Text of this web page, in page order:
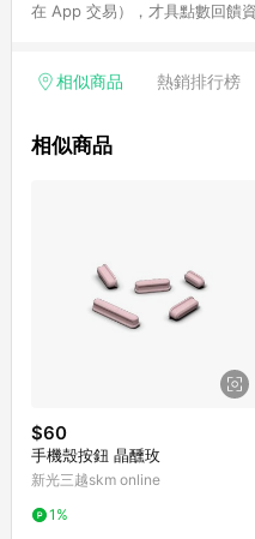
在 App 交易），才具點數回饋
格，部分退款不在此限。 6.
使用規則請以點數紅包活動說明
相似商品 熱銷排行榜
相似商品
$60
手機殼按鈕 晶醺玫
新光三越skm online
1%